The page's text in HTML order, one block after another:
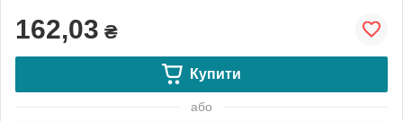
162,03 ₴
Купити
або